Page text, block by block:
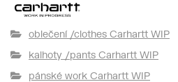
oblečení /clothes Carhartt WIP
kalhoty /pants Carhartt WIP
pánské work Carhartt WIP